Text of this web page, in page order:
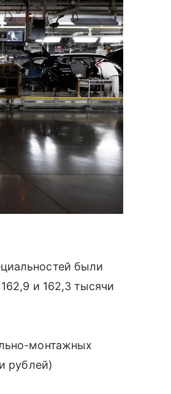
были
и 162,3 тысячи
монтажных
рублей)